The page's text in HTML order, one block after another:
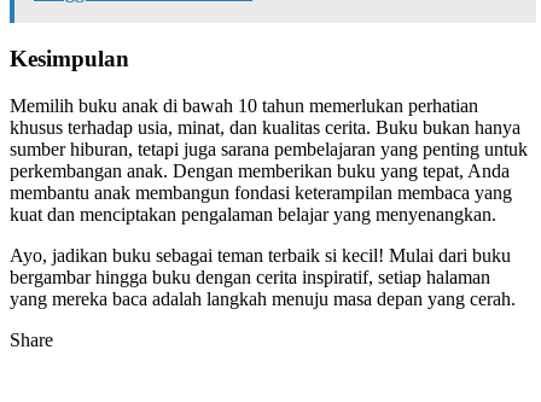
Kesimpulan
Memilih buku anak di bawah 10 tahun memerlukan perhatian
khusus terhadap usia, minat, dan kualitas cerita. Buku bukan hanya
sumber hiburan, tetapi juga sarana pembelajaran yang penting untuk
perkembangan anak. Dengan memberikan buku yang tepat, Anda
membantu anak membangun fondasi keterampilan membaca yang
kuat dan menciptakan pengalaman belajar yang menyenangkan.
Ayo, jadikan buku sebagai teman terbaik si kecil! Mulai dari buku
bergambar hingga buku dengan cerita inspiratif, setiap halaman
yang mereka baca adalah langkah menuju masa depan yang cerah.
Share